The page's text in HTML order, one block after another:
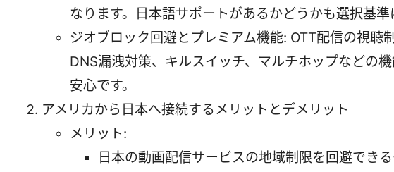
なります。日本語サポートがあるかどうかも選択基準
ジオブロック回避とプレミアム機能: OTT配信の視聴
DNS漏洩対策、キルスイッチ、マルチホップなどの
安心です。
アメリカから日本へ接続するメリットとデメリット
メリット:
日本の動画配信サービスの地域制限を回避でき